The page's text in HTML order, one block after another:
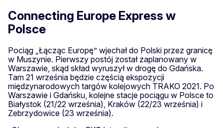
Connecting Europe Express w
Polsce
Pociąg „Łącząc Europę” wjechał do Polski przez granicę
w Muszynie. Pierwszy postój został zaplanowany w
Warszawie, skąd skład wyruszył w drogę do Gdańska.
Tam 21 września będzie częścią ekspozycji
międzynarodowych targów kolejowych TRAKO 2021. Po
Warszawie i Gdańsku, kolejne stacje pociągu w Polsce to
Białystok (21/22 września), Kraków (22/23 września) i
Zebrzydowice (23 września).